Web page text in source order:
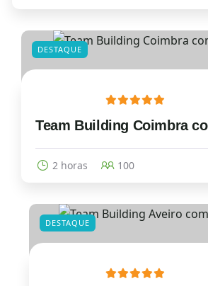
DESTAQUE
Team Building Coimbra
2 horas 100
DESTAQUE